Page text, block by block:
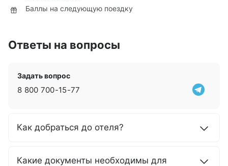
Баллы на следующую поездку
Ответы на вопросы
Задать вопрос
8 800 700-15-77
Как добраться до отеля?
Какие документы необходимы для